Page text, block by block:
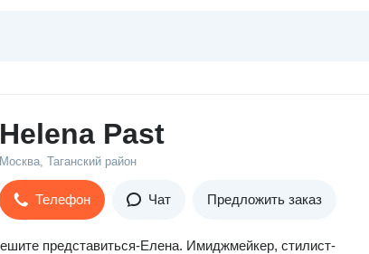
Helena Past
Москва, Таганский район
Телефон Чат Предложить заказ
представиться-Елена. Имиджмейкер, стилист-